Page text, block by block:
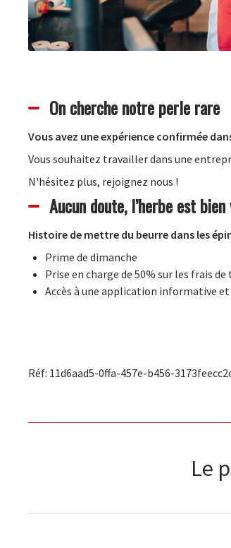
On cherche notre perle rare
Vous avez une expérience confirmée
Vous souhaitez travailler dans une
N'hésitez plus, rejoignez nous !
Aucun doute, l’herbe est
Histoire de mettre du beurre dans les
Prime de dimanche
Prise en charge de 50% sur les frais
Accès à une application informative
Réf: 11d6aad5-0ffa-457e-b456-
Le